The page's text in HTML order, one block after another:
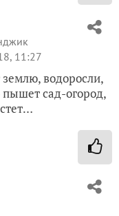
11:27
землю, водоросли,
пышет сад-огород,